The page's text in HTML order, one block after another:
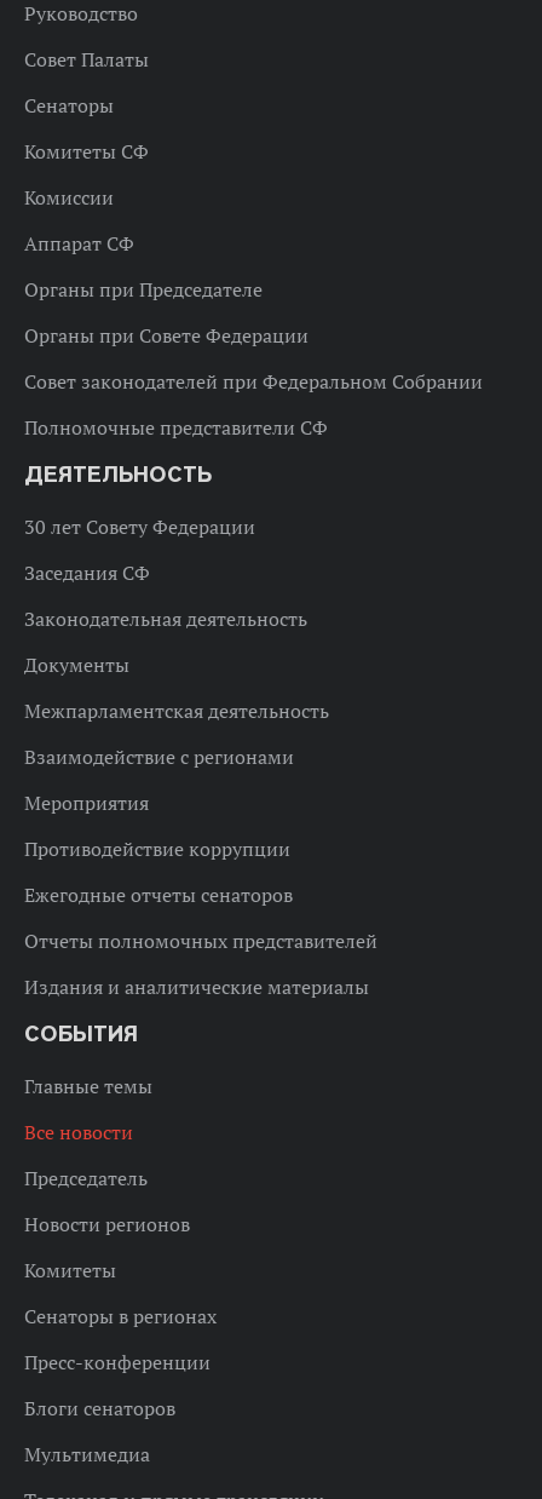
Руководство
Совет Палаты
Сенаторы
Комитеты СФ
Комиссии
Аппарат СФ
Органы при Председателе
Органы при Совете Федерации
Совет законодателей при Федеральном Собрании
Полномочные представители СФ
ДЕЯТЕЛЬНОСТЬ
30 лет Совету Федерации
Заседания СФ
Законодательная деятельность
Документы
Межпарламентская деятельность
Взаимодействие с регионами
Мероприятия
Противодействие коррупции
Ежегодные отчеты сенаторов
Отчеты полномочных представителей
Издания и аналитические материалы
СОБЫТИЯ
Главные темы
Все новости
Председатель
Новости регионов
Комитеты
Сенаторы в регионах
Пресс-конференции
Блоги сенаторов
Мультимедиа